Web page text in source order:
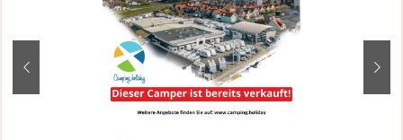
zurück